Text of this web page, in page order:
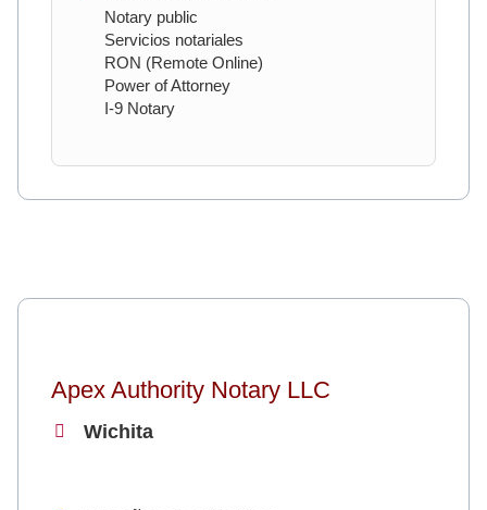
Notary public
Servicios notariales
RON (Remote Online)
Power of Attorney
I-9 Notary
Apex Authority Notary LLC
Wichita